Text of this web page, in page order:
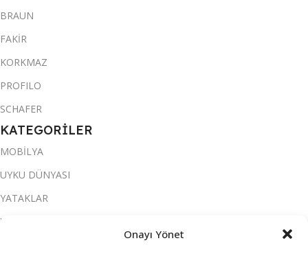
Onayı Yönet
BRAUN
FAKİR
KORKMAZ
PROFILO
SCHAFER
KATEGORİLER
MOBİLYA
UYKU DÜNYASI
YATAKLAR
YATAK ODASI